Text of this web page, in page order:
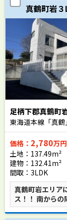
真鶴町岩
足柄下郡真鶴町
東海道本線「真
価格： 2,780万円
土地：137.49m²
建物：132.41m²
間取：3LDK
真鶴町岩エリア
ス！！ 南からの